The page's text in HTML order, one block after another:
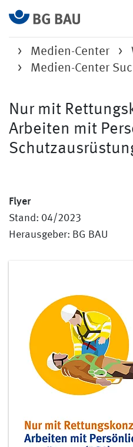
Medien-Center
Medien-Center
Nur mit
Arbeiten mit
Flyer
Stand: 04/2023
Herausgeber: BG BAU